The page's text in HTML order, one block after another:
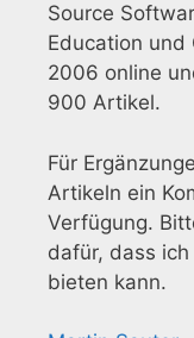
Source
Education und
2006 online
900 Artikel.
Für
Artikeln ein
Verfügung.
dafür, dass
bieten kann.